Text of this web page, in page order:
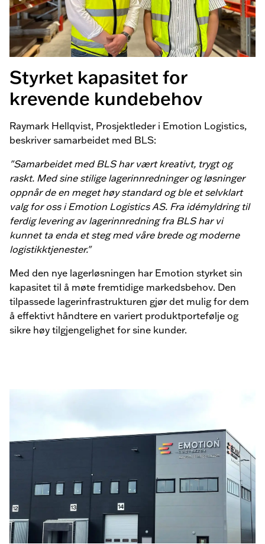
Styrket kapasitet for
krevende kundebehov
Raymark Hellqvist, Prosjektleder i Emotion Logistics,
beskriver samarbeidet med BLS:
"Samarbeidet med BLS har vært kreativt, trygt og
raskt. Med sine stilige lagerinnredninger og løsninger
oppnår de en meget høy standard og ble et selvklart
valg for oss i Emotion Logistics AS. Fra idémyldring til
ferdig levering av lagerinnredning fra BLS har vi
kunnet ta enda et steg med våre brede og moderne
logistikktjenester."
Med den nye lagerløsningen har Emotion styrket sin
kapasitet til å møte fremtidige markedsbehov. Den
tilpassede lagerinfrastrukturen gjør det mulig for dem
å effektivt håndtere en variert produktportefølje og
sikre høy tilgjengelighet for sine kunder.